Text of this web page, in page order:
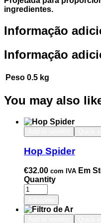
ingredientes.
Informação
Informação
Peso 0.5 kg
You may also
Hop Spider
€32.00 com IVA Em
Quantity